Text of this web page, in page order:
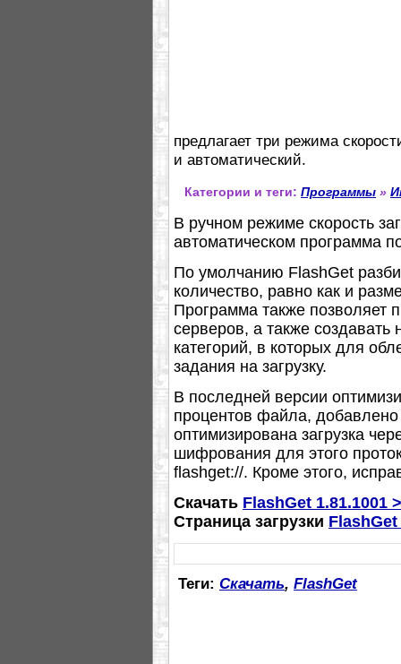
предлагает три режима
и автоматический.
Категории и теги: Программы »
В ручном режиме скорость
автоматическом программа
По умолчанию FlashGet
количество, равно как и
Программа также позволяет
серверов, а также создавать
категорий, в которых для
задания на загрузку.
В последней версии
процентов файла,
оптимизирована загрузка
шифрования для этого
flashget://. Кроме этого,
Скачать FlashGet 1.81.1001
Страница загрузки FlashGet
Теги: Скачать, FlashGet